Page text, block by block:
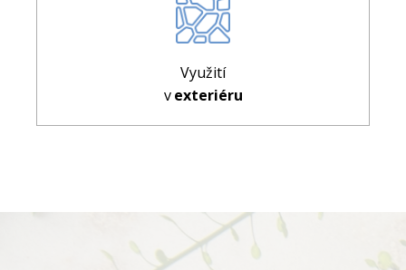
Využití
vexteriéru